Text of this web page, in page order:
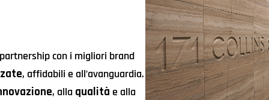
con i migliori brand
, affidabili e all’avanguardia.
, alla qualità e alla